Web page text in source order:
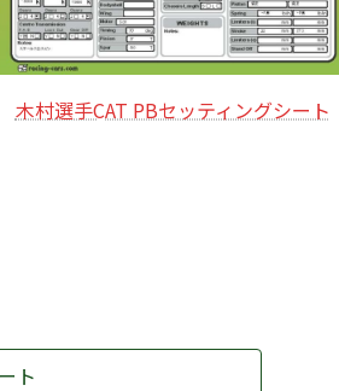
木村選手CAT PBセッティングシート
ト